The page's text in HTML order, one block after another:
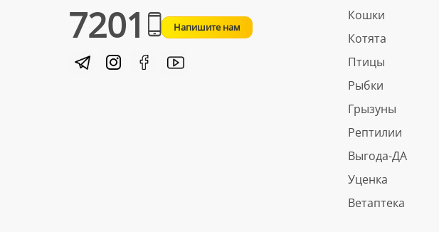
7201 Напишите нам
Кошки
Котята
Птицы
Рыбки
Грызуны
Рептилии
Выгода-ДА
Уценка
Ветаптека